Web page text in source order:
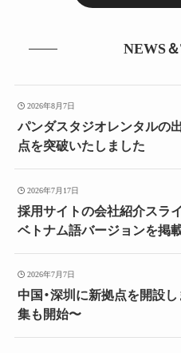
NEWS
2026年8月7日
パンダスタジオレンタルの
点を突破いたしました
2026年7月17日
採用サイトの会社紹介スライ
ベトナム語バージョンを掲
2026年7月7日
中国・深圳に新拠点を開設
集も開始〜